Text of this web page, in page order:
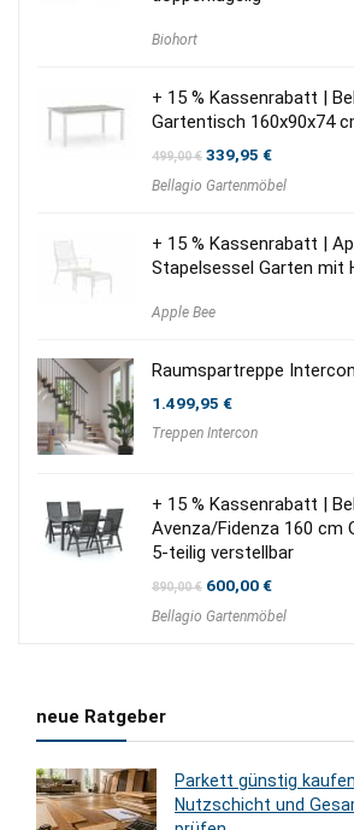
Biohort
+ 15 % Kassenrabatt |
Gartentisch 160x90x74
499,00€ Ursprünglicher
war:
339,95 €Aktueller
ist:
Bellagio Gartenmöbel
+ 15 % Kassenrabatt |
Stapelsessel Garten mit
Apple Bee
Raumspartreppe
1.499,95 €
Treppen Intercon
+ 15 % Kassenrabatt |
Avenza/Fidenza 160 cm
5-teilig verstellbar
890,00€ Ursprünglicher
war:
600,00€Aktueller
ist:
Bellagio Gartenmöbel
neue Ratgeber
Parkett günstig
Nutzschicht und